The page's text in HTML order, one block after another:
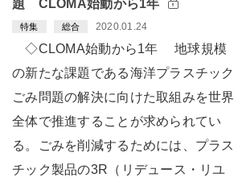
題 CLOMA始動から1年
特集 総合 2020.01.24
◇CLOMA始動から1年 地球規模
の新たな課題である海洋プラスチック
ごみ問題の解決に向けた取組みを世界
全体で推進することが求められてい
る。ごみを削減するためには、プラス
チック製品の3R（リデュース・リユ